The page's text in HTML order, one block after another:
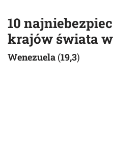
10
krajów świata
Wenezuela (19,3)